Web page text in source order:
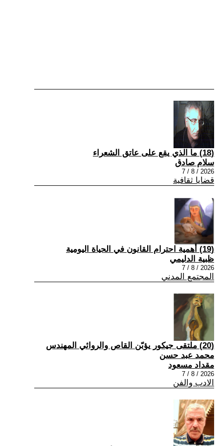
(18) ما الذي يقع على عاتق الشعراء
سلام صادق
2026 / 8 / 7
قضايا ثقافية
(19) أهمية احترام القانون في الحياة اليومية
ظبية الدليمي
2026 / 8 / 7
المجتمع المدني
(20) ملتقى جيكور يؤبّن القاص والروائي المهندس
محمد عبد حسن
مقداد مسعود
2026 / 8 / 7
الادب والفن